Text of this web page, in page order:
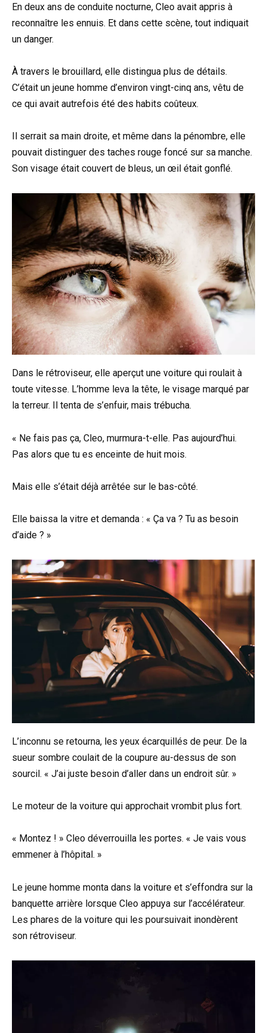
En deux ans de conduite nocturne, Cleo avait appris à
reconnaître les ennuis. Et dans cette scène, tout indiquait
un danger.
À travers le brouillard, elle distingua plus de détails.
C’était un jeune homme d’environ vingt-cinq ans, vêtu de
ce qui avait autrefois été des habits coûteux.
Il serrait sa main droite, et même dans la pénombre, elle
pouvait distinguer des taches rouge foncé sur sa manche.
Son visage était couvert de bleus, un œil était gonflé.
Dans le rétroviseur, elle aperçut une voiture qui roulait à
toute vitesse. L’homme leva la tête, le visage marqué par
la terreur. Il tenta de s’enfuir, mais trébucha.
« Ne fais pas ça, Cleo, murmura-t-elle. Pas aujourd’hui.
Pas alors que tu es enceinte de huit mois.
Mais elle s’était déjà arrêtée sur le bas-côté.
Elle baissa la vitre et demanda : « Ça va ? Tu as besoin
d’aide ? »
L’inconnu se retourna, les yeux écarquillés de peur. De la
sueur sombre coulait de la coupure au-dessus de son
sourcil. « J’ai juste besoin d’aller dans un endroit sûr. »
Le moteur de la voiture qui approchait vrombit plus fort.
« Montez ! » Cleo déverrouilla les portes. « Je vais vous
emmener à l’hôpital. »
Le jeune homme monta dans la voiture et s’effondra sur la
banquette arrière lorsque Cleo appuya sur l’accélérateur.
Les phares de la voiture qui les poursuivait inondèrent
son rétroviseur.